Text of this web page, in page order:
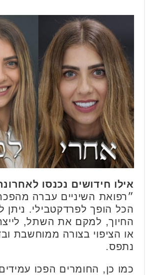
אילו חידושים נכנסו
״רפואת השיניים עברה
הכל הופך לפרדקטבילי.
החיוך, למקם את השתל,
או הציפוי בצורה ממוחשבת
נתפס.
כמו כן, החומרים הפכו